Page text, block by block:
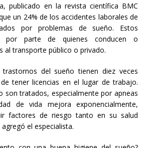
publicado en la revista científica BMC
un 24% de los accidentes laborales de
por problemas de sueño. Estos
por parte de quienes conducen o
al transporte público o privado.
trastornos del sueño tienen diez veces
tener licencias en el lugar de trabajo.
son tratados, especialmente por apneas
de vida mejora exponencialmente,
factores de riesgo tanto en su salud
el especialista.